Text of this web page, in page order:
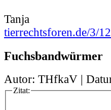
Tanja
tierrechtsforen.de/3/
Fuchsbandwürmer
Autor: THfkaV |
Zitat: